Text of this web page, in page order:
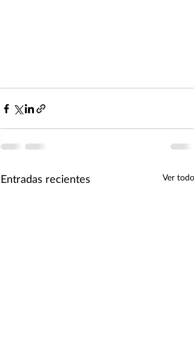
Entradas recientes Ver todo